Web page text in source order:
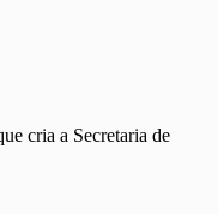
cria a Secretaria de